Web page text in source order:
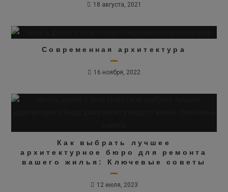
18 августа, 2021
Современная архитектура
16 ноября, 2022
Как выбрать лучшее
архитектурное бюро для ремонта
вашего жилья: Ключевые советы
12 июля, 2023